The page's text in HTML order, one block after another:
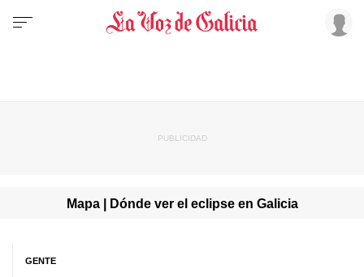
Mapa | Dónde ver el eclipse en Galicia
GENTE